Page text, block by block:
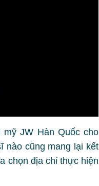
JW Hàn Quốc cho
nào cũng mang lại kết
chọn địa chỉ thực hiện